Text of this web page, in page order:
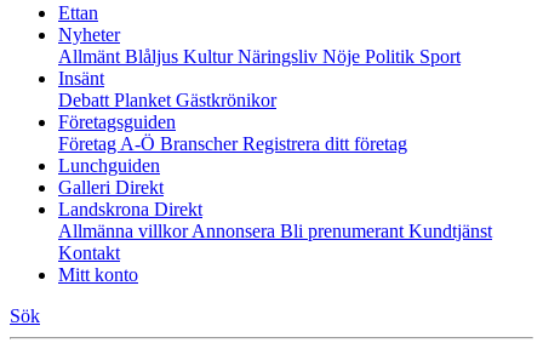
Ettan
Nyheter
Allmänt Blåljus KulturNäringsliv Nöje Politik Sport
Insänt
Debatt Planket Gästkrönikor
Företagsguiden
Företag A-Ö BranscherRegistrera ditt företag
Lunchguiden
Galleri Direkt
Landskrona Direkt
Allmänna villkorAnnonsera Bli prenumerant Kundtjänst
Kontakt
Mitt konto
Sök